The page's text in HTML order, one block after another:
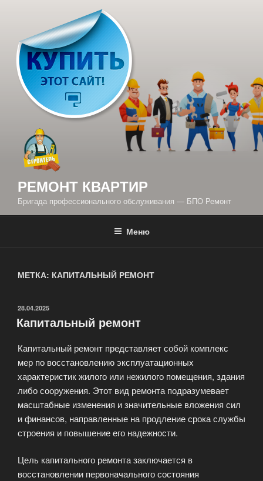
содержимому
РЕМОНТ КВАРТИР
Бригада профессионального обслуживания — БПО Ремонт
Меню
МЕТКА: КАПИТАЛЬНЫЙ РЕМОНТ
ОПУБЛИКОВАНО
28.04.2025
Капитальный ремонт
Капитальный ремонт представляет собой комплекс
мер по восстановлению эксплуатационных
характеристик жилого или нежилого помещения, здания
либо сооружения. Этот вид ремонта подразумевает
масштабные изменения и значительные вложения сил
и финансов, направленные на продление срока службы
строения и повышение его надежности.
Цель капитального ремонта заключается в
восстановлении первоначального состояния